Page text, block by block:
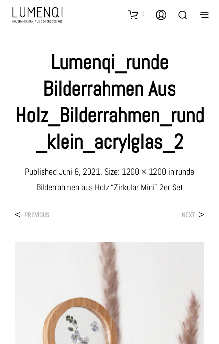
0
Lumenqi_runde
Bilderrahmen Aus
Holz_Bilderrahmen_rund
_klein_acrylglas_2
PublishedJuni 6, 2021. Size: 1200 × 1200 in runde
Bilderrahmen aus Holz “Zirkular Mini” 2er Set
< PREVIOUS NEXT >